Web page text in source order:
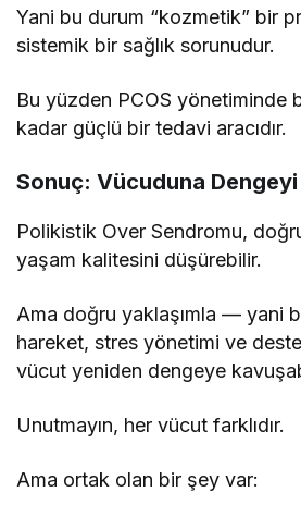
Yani bu durum “kozmetik” bir
sistemik bir sağlık sorunudur.
Bu yüzden PCOS yönetiminde
kadar güçlü bir tedavi aracıdır.
Sonuç: Vücuduna
Polikistik Over Sendromu,
yaşam kalitesini düşürebilir.
Ama doğru yaklaşımla — yani
hareket, stres yönetimi ve
vücut yeniden dengeye
Unutmayın, her vücut farklıdır.
Ama ortak olan bir şey var: